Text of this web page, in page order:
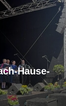
Hause-